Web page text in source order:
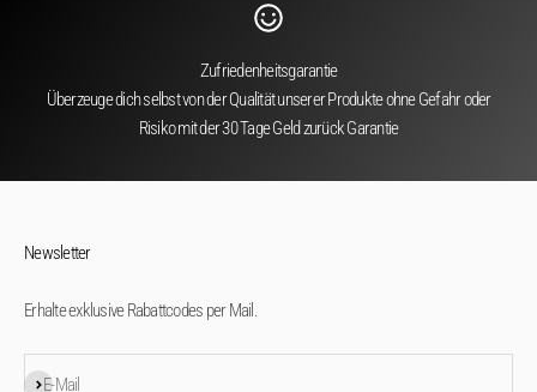
Zufriedenheitsgarantie
Überzeuge dich selbst von der Qualität unserer Produkte ohne Gefahr oder
Risiko mit der 30 Tage Geld zurück Garantie
Newsletter
Erhalte exklusive Rabattcodes per Mail.
E-Mail
Abonnieren